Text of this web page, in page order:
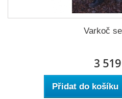
Varkoč
3
Přidat do košíku